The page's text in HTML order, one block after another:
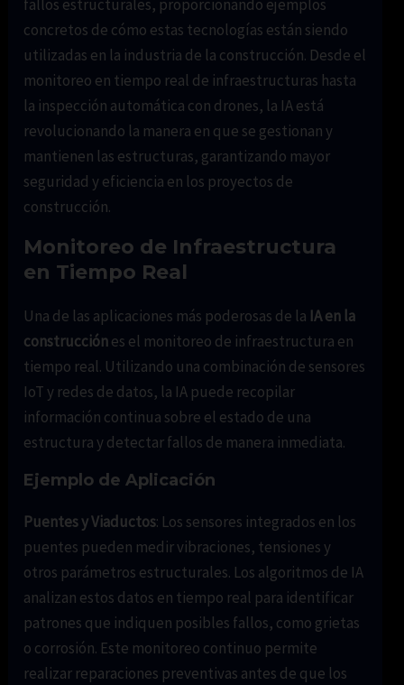
fallos estructurales, proporcionando ejemplos
concretos de cómo estas tecnologías están siendo
utilizadas en la industria de la construcción. Desde el
monitoreo en tiempo real de infraestructuras hasta
la inspección automática con drones, la IA está
revolucionando la manera en que se gestionan y
mantienen las estructuras, garantizando mayor
seguridad y eficiencia en los proyectos de
construcción.
Monitoreo de Infraestructura
en Tiempo Real
Una de las aplicaciones más poderosas de la IA en la
construcciónes el monitoreo de infraestructura en
tiempo real. Utilizando una combinación de sensores
IoT y redes de datos, la IA puede recopilar
información continua sobre el estado de una
estructura y detectar fallos de manera inmediata.
Ejemplo de Aplicación
Puentes y Viaductos: Los sensores integrados en los
puentes pueden medir vibraciones, tensiones y
otros parámetros estructurales. Los algoritmos de IA
analizan estos datos en tiempo real para identificar
patrones que indiquen posibles fallos, como grietas
o corrosión. Este monitoreo continuo permite
realizar reparaciones preventivas antes de que los